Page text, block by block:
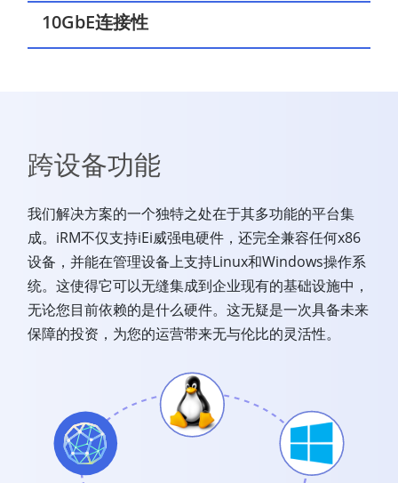
10GbE连接性
跨设备功能
我们解决方案的一个独特之处在于其多功能的平台集
成。iRM不仅支持iEi威强电硬件，还完全兼容任何x86
设备，并能在管理设备上支持Linux和Windows操作系
统。这使得它可以无缝集成到企业现有的基础设施中，
无论您目前依赖的是什么硬件。这无疑是一次具备未来
保障的投资，为您的运营带来无与伦比的灵活性。